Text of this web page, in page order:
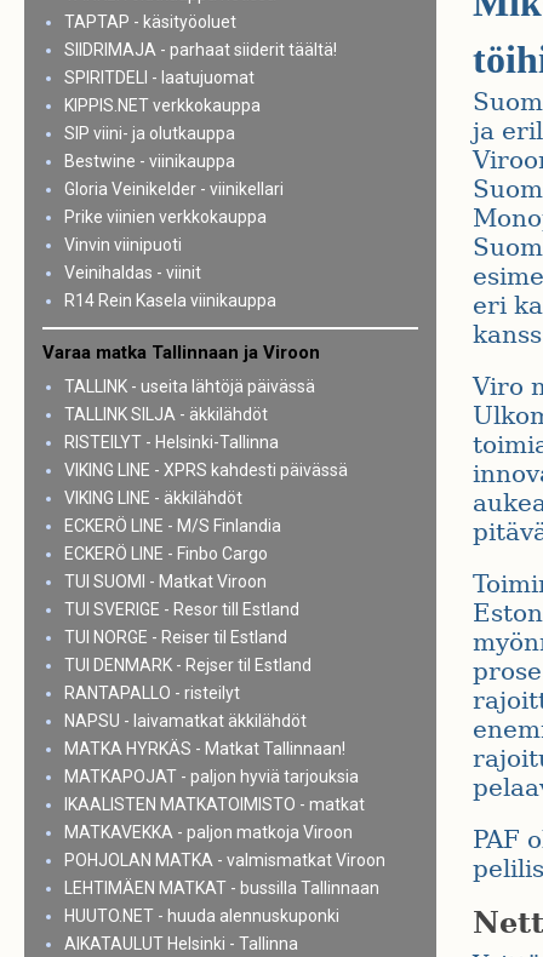
ja
eri
Viro
PAF
TAPTAP - käsityöoluet
SIIDRIMAJA - parhaat siiderit täältä!
SPIRITDELI - laatujuomat
KIPPIS.NET verkkokauppa
SIP viini- ja olutkauppa
Bestwine - viinikauppa
Gloria Veinikelder - viinikellari
Prike viinien verkkokauppa
Vinvin viinipuoti
Veinihaldas - viinit
R14 Rein Kasela viinikauppa
Varaa matka Tallinnaan ja Viroon
TALLINK - useita lähtöjä päivässä
TALLINK SILJA - äkkilähdöt
RISTEILYT - Helsinki-Tallinna
VIKING LINE - XPRS kahdesti päivässä
VIKING LINE - äkkilähdöt
ECKERÖ LINE - M/S Finlandia
ECKERÖ LINE - Finbo Cargo
TUI SUOMI - Matkat Viroon
TUI SVERIGE - Resor till Estland
TUI NORGE - Reiser til Estland
TUI DENMARK - Rejser til Estland
RANTAPALLO - risteilyt
NAPSU - laivamatkat äkkilähdöt
MATKA HYRKÄS - Matkat Tallinnaan!
MATKAPOJAT - paljon hyviä tarjouksia
IKAALISTEN MATKATOIMISTO - matkat
MATKAVEKKA - paljon matkoja Viroon
POHJOLAN MATKA - valmismatkat Viroon
LEHTIMÄEN MATKAT - bussilla Tallinnaan
HUUTO.NET - huuda alennuskuponki
AIKATAULUT Helsinki - Tallinna